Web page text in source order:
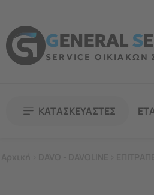
GENERALS
SERVICE
ΚΑΤΑΣΚΕΥΑΣΤΕΣ